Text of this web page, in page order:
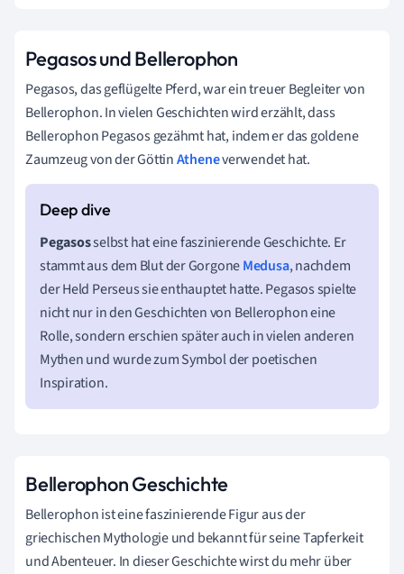
Pegasos und Bellerophon
Pegasos, das geflügelte Pferd, war ein treuer Begleiter von
Bellerophon. In vielen Geschichten wird erzählt, dass
Bellerophon Pegasos gezähmt hat, indem er das goldene
Zaumzeug von der GöttinAtheneverwendet hat.
Pegasosselbst hat eine faszinierende Geschichte. Er
stammt aus dem Blut der GorgoneMedusa, nachdem
der Held Perseus sie enthauptet hatte. Pegasos spielte
nicht nur in den Geschichten von Bellerophon eine
Rolle, sondern erschien später auch in vielen anderen
Mythen und wurde zum Symbol der poetischen
Inspiration.
Bellerophon Geschichte
Bellerophon ist eine faszinierende Figur aus der
griechischen Mythologie und bekannt für seine Tapferkeit
und Abenteuer. In dieser Geschichte wirst du mehr über